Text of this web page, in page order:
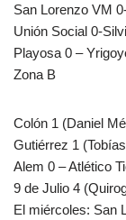
San Lorenzo VM
Unión Social 0-
Playosa 0 –
Zona B
Colón 1 (Daniel
Gutiérrez 1
Alem 0 – Atlético
9 de Julio 4
El miércoles: San